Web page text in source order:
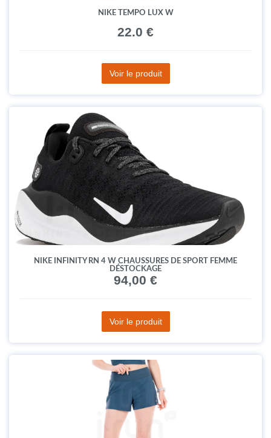
NIKE TEMPO LUX W
22.0 €
Voir le produit
NIKE INFINITY RN 4 W CHAUSSURES DE SPORT FEMME
DÉSTOCKAGE
94,00 €
Voir le produit